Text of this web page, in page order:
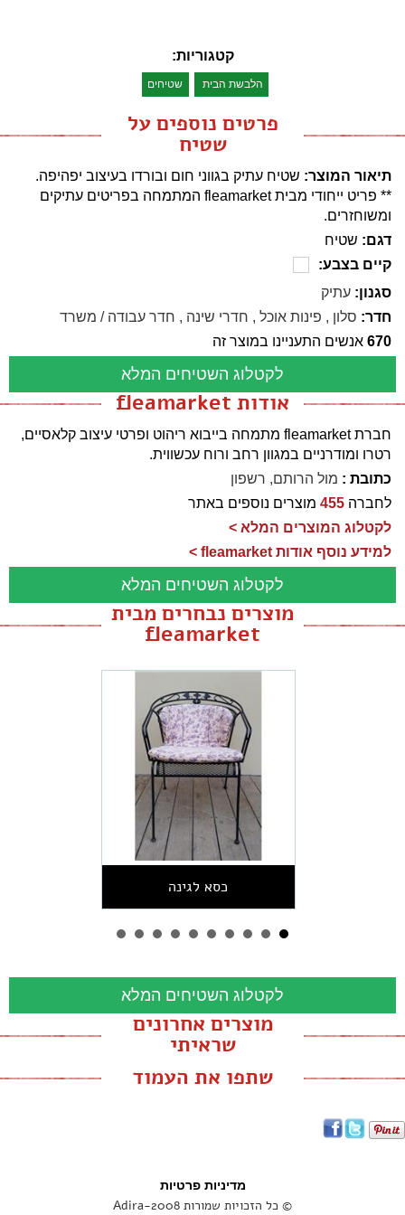
קטגוריות:
הלבשת הבית שטיחים
פרטים נוספים על
שטיח
תיאור המוצר: שטיח עתיק בגווני חום ובורדו בעיצוב יפהיפה.
** פריט ייחודי מבית fleamarket המתמחה בפריטים עתיקים
ומשוחזרים.
דגם: שטיח
קיים בצבע:
סגנון: עתיק
חדר: סלון , פינות אוכל , חדרי שינה , חדר עבודה / משרד
670 אנשים התעניינו במוצר זה
לקטלוג השטיחים המלא
אודות fleamarket
חברת fleamarket מתמחה בייבוא ריהוט ופרטי עיצוב קלאסיים,
רטרו ומודרניים במגוון רחב ורוח עכשווית.
כתובת : מול הרותם, רשפון
לחברה 455 מוצרים נוספים באתר
לקטלוג המוצרים המלא >
למידע נוסף אודות fleamarket >
לקטלוג השטיחים המלא
מוצרים נבחרים מבית
fleamarket
כסא לגינה
לקטלוג השטיחים המלא
מוצרים אחרונים
שראיתי
שתפו את העמוד
מדיניות פרטיות
© כל הזכויות שמורות Adira-2008